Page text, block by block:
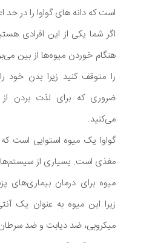
است که دانه های گواوا را در حد
اگر شما یکی از این افرادی
هنگام خوردن میوه‌ها از بین
را متوقف کنید زیرا بدن خود
ضروری که برای لذت بردن از
می‌کنید.
گواوا یک میوه استوایی است
مغذی است. بسیاری از
میوه برای درمان بیماری‌های
زیرا این میوه به عنوان یک
میکروبی، ضد دیابت و ضد